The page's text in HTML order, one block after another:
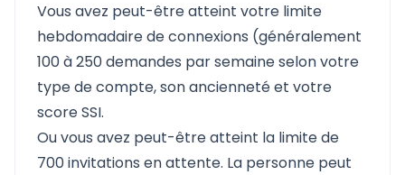
Vous avez peut-être atteint votre limite
hebdomadaire de connexions (généralement
100 à 250 demandes par semaine selon votre
type de compte, son ancienneté et votre
score SSI.
Ou vous avez peut-être atteint la limite de
700 invitations en attente. La personne peut